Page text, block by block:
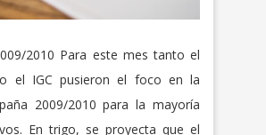
2010 Para este mes tanto el
el IGC pusieron el foco en la
2009/2010 para la mayoría
En trigo, se proyecta que el